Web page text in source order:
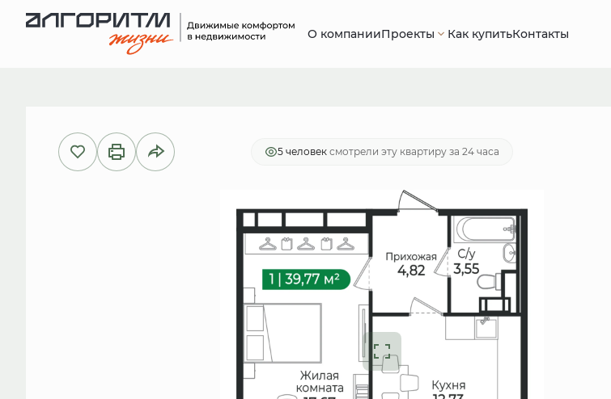
О компанииПроекты Как купитьКонтакты
1-комнатная 39.77 м 2 7 864 557 руб.Ипотекаот 22 882 руб./мес.
5 человек смотрели эту квартиру за 24 часа